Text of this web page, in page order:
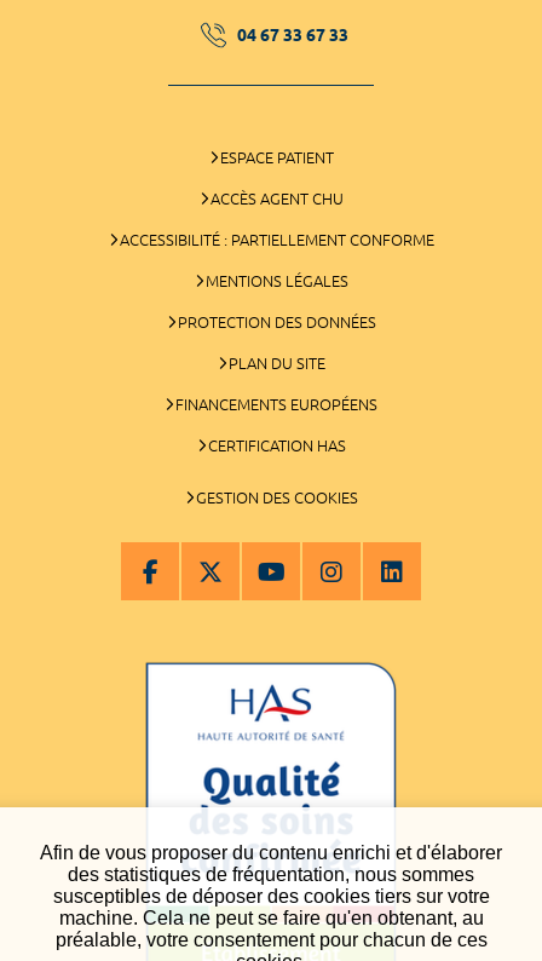
Afin de vous proposer du contenu enrichi et d'élaborer
des statistiques de fréquentation, nous sommes
susceptibles de déposer des cookies tiers sur votre
machine. Cela ne peut se faire qu'en obtenant, au
préalable, votre consentement pour chacun de ces
04 67 33 67 33
ESPACE PATIENT
ACCÈS AGENT CHU
ACCESSIBILITÉ : PARTIELLEMENT CONFORME
MENTIONS LÉGALES
PROTECTION DES DONNÉES
PLAN DU SITE
FINANCEMENTS EUROPÉENS
CERTIFICATION HAS
GESTION DES COOKIES